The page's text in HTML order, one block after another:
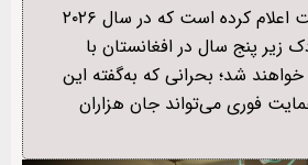
سازمان جهانی بهداشت اعلام کرده است که در سال ۲۰۲۶
کودک زیر پنج سال در افغانستان با
شد؛ بحرانی که به‌گفته این
فوری می‌تواند جان هزاران